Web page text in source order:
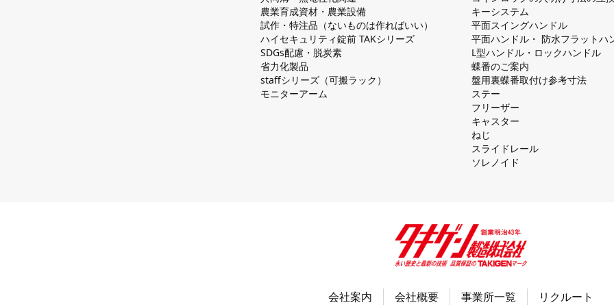
農業育成資材・農業設備
試作・特注品（ないものは作ればいい）
ハイセキュリティ錠前 TAKシリーズ
SDGs配慮・脱炭素
省力化製品
staffシリーズ（可搬ラック）
モニターアーム
キーシステム
平⾯スイングハンドル
平⾯ハンドル・ 防⽔フラットハ
L型ハンドル・ロックハンドル
蝶番のご案内
盤⽤裏蝶番取付け参考⼨法
ステー
フリーザー
キャスター
ねじ
スライドレール
ソレノイド
会社案内 会社概要 事業所一覧 リクルート